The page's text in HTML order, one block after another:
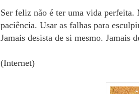
Ser feliz não é ter uma vida perfeita.
paciência. Usar as falhas para
Jamais desista de si mesmo. Jamais
(Internet)